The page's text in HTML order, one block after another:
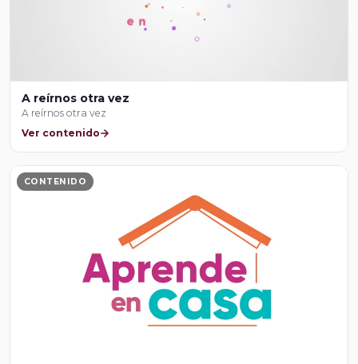
A reírnos otra vez
A reírnos otra vez
Ver contenido
CONTENIDO